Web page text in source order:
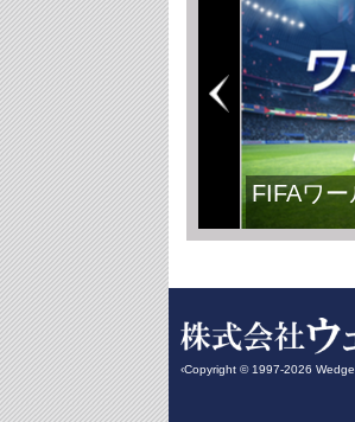
FIFAワ
‹Copyright © 1997-2026